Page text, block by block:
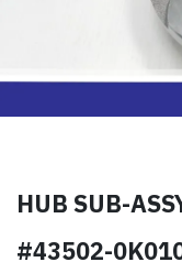
HUB SUB-
#43502-